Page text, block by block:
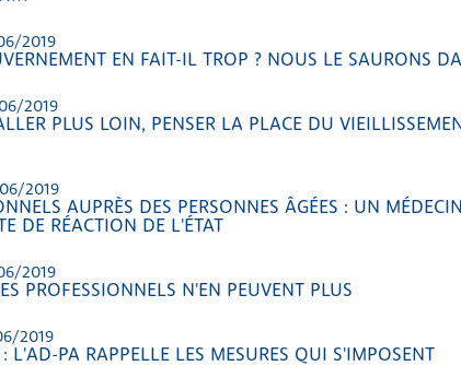
2019
EN FAIT-IL TROP ? NOUS LE SAURONS
2019
PLUS LOIN, PENSER LA PLACE DU
2019
AUPRÈS DES PERSONNES ÂGÉES : UN MÉDECIN
DE RÉACTION DE L'ÉTAT
2019
PROFESSIONNELS N'EN PEUVENT PLUS
2019
: L'AD-PA RAPPELLE LES MESURES QUI S'IMPOSENT